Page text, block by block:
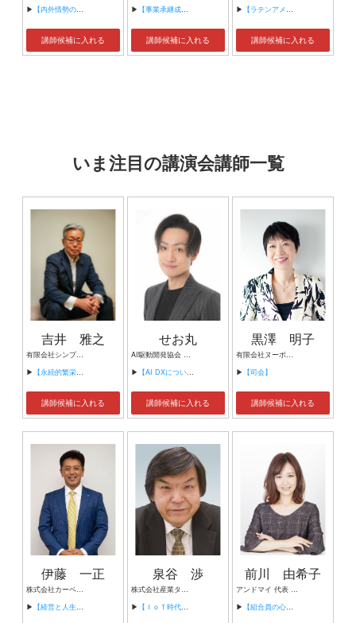
▶ 【内外情勢の展望とこれからの日本の課題】
講師候補に入れる
▶ 【事業承継成功３３の原則】
講師候補に入れる
▶ 【ラテンアメリカ農業論】
講師候補に入れる
いま注目の講演会講師一覧
吉井 雅之
有限会社シンプルタスク 代表取締役 習慣形成コンサルタント
▶ 【永続的繁栄の組織づくり】
講師候補に入れる
せお丸
AI駆動開発協会 代表理事 サイバーフリークス株式会社 代表取締役
▶ 【AI DXについて】
講師候補に入れる
黒澤 明子
有限会社ヌーボヌール代表取締役
▶ 【司会】
講師候補に入れる
伊藤 一正
株式会社カーベル代表取締役社長 プロレスラーカーベル伊藤
▶ 【経営と人生がHappyになる3つのキーワード】
泉谷 渉
株式会社産業タイムズ社 代表取締役会長 半導体産業新聞 特別編集委員
▶ 【ＩｏＴ時代にニッポンの製造業が一気に抜け出す！！ ～世界トップシェアのセンサーとロボットで戦え！】
前川 由希子
アンドマイ 代表 組織活性化コンサルタント
▶ 【組合員の心をぐっと掴むコミュニケーション術～組合員が「あなたが言うなら」と動き出す３ステップ～】